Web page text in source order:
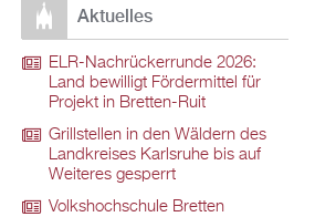
Aktuelles
ELR-Nachrückerrunde 2026:
Land bewilligt Fördermittel für
Projekt in Bretten-Ruit
Grillstellen in den Wäldern des
Landkreises Karlsruhe bis auf
Weiteres gesperrt
Volkshochschule Bretten